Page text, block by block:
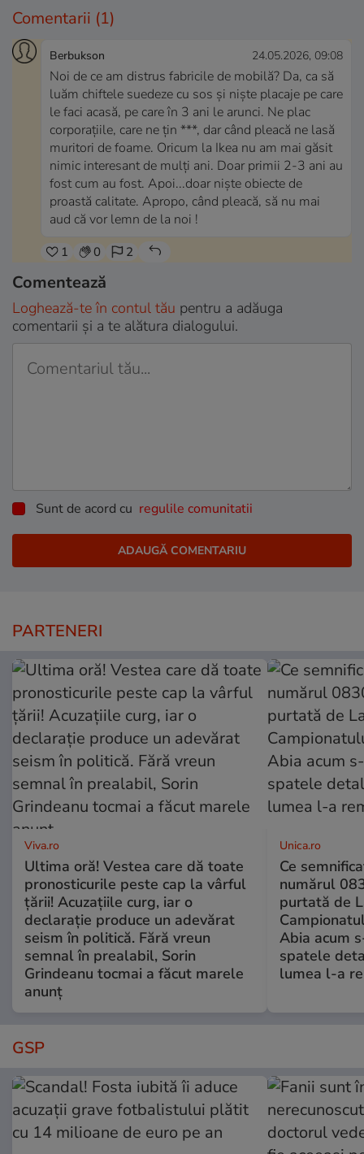
Comentarii (1)
Berbukson 24.05.2026, 09:08
Noi de ce am distrus fabricile de mobilă? Da, ca să
luăm chiftele suedeze cu sos și niște placaje pe care
le faci acasă, pe care în 3 ani le arunci. Ne plac
corporațiile, care ne țin ***, dar când pleacă ne lasă
muritori de foame. Oricum la Ikea nu am mai găsit
nimic interesant de mulți ani. Doar primii 2-3 ani au
fost cum au fost. Apoi...doar niște obiecte de
proastă calitate. Apropo, când pleacă, să nu mai
aud că vor lemn de la noi !
1 0 2
Comentează
Loghează-te în contul tău pentru a adăuga
comentarii și a te alătura dialogului.
Sunt de acord cu regulile comunitatii
PARTENERI
Viva.ro
Ultima oră! Vestea care dă toate
pronosticurile peste cap la vârful
țării! Acuzațiile curg, iar o
declarație produce un adevărat
seism în politică. Fără vreun
semnal în prealabil, Sorin
Grindeanu tocmai a făcut marele
anunț
Unica.ro
Ce
numărul
purtată de
Abia acum
spatele
lumea l-a
GSP